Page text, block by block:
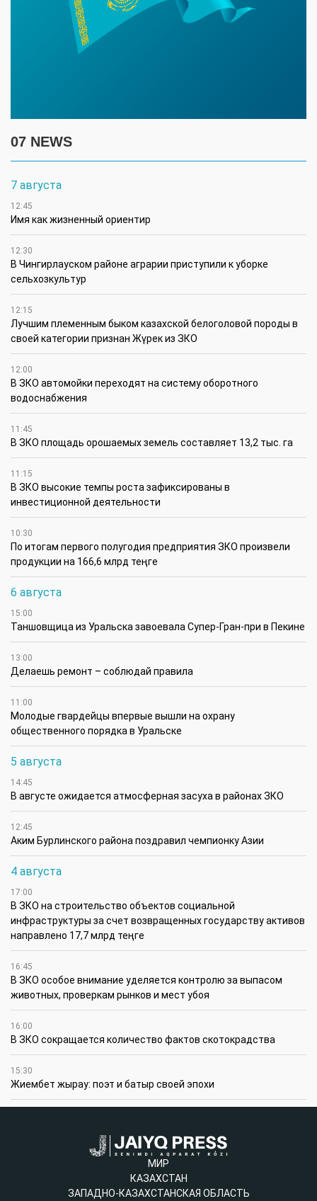
07 NEWS
7 августа
12:45
Имя как жизненный ориентир
12:30
В Чингирлауском районе аграрии приступили к уборке
сельхозкультур
12:15
Лучшим племенным быком казахской белоголовой породы в
своей категории признан Жүрек из ЗКО
12:00
В ЗКО автомойки переходят на систему оборотного
водоснабжения
11:45
В ЗКО площадь орошаемых земель составляет 13,2 тыс. га
11:15
В ЗКО высокие темпы роста зафиксированы в
инвестиционной деятельности
10:30
По итогам первого полугодия предприятия ЗКО произвели
продукции на 166,6 млрд теңге
6 августа
15:00
Таншовщица из Уральска завоевала Супер-Гран-при в Пекине
13:00
Делаешь ремонт – соблюдай правила
11:00
Молодые гвардейцы впервые вышли на охрану
общественного порядка в Уральске
5 августа
14:45
В августе ожидается атмосферная засуха в районах ЗКО
12:45
Аким Бурлинского района поздравил чемпионку Азии
4 августа
17:00
В ЗКО на строительство объектов социальной
инфраструктуры за счет возвращенных государству активов
направлено 17,7 млрд теңге
16:45
В ЗКО особое внимание уделяется контролю за выпасом
животных, проверкам рынков и мест убоя
16:00
В ЗКО сокращается количество фактов скотокрадства
15:30
Жиембет жырау: поэт и батыр своей эпохи
МИР
КАЗАХСТАН
ЗАПАДНО-КАЗАХСТАНСКАЯ ОБЛАСТЬ